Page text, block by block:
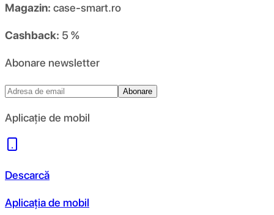
Magazin: case-smart.ro
Cashback: 5 %
Abonare newsletter
Abonare
Aplicație de mobil
Descarcă
Aplicația de mobil